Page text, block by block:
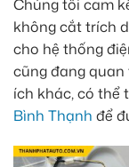
Chúng tôi cam
không cắt trích
cho hệ thống
cũng đang
ích khác, có thể
Bình Thạnh để